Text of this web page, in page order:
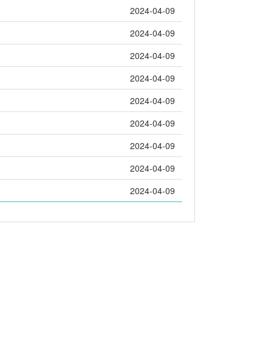
2024-04-09
2024-04-09
2024-04-09
2024-04-09
2024-04-09
2024-04-09
2024-04-09
2024-04-09
2024-04-09